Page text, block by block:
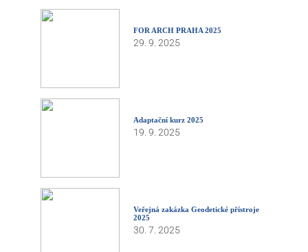
FOR ARCH PRAHA 2025
29. 9. 2025
Adaptační kurz 2025
19. 9. 2025
Veřejná zakázka Geodetické přístroje
2025
30. 7. 2025